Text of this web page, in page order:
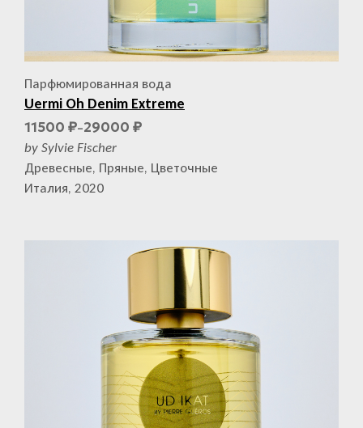
Парфюмированная вода
Uermi Oh Denim Extreme
11500 ₽–29000 ₽
by Sylvie Fischer
Древесные, Пряные, Цветочные
Италия, 2020